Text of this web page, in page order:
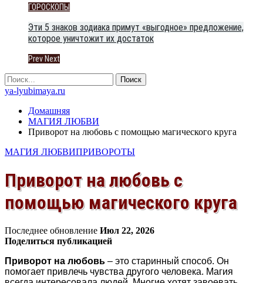
ГОРОСКОПЫ
Эти 5 знаков зодиака примут «выгодное» предложение,
которое уничтожит их достаток
Prev Next
ya-lyubimaya.ru
Домашняя
МАГИЯ ЛЮБВИ
Приворот на любовь с помощью магического круга
МАГИЯ ЛЮБВИПРИВОРОТЫ
Приворот на любовь с
помощью магического круга
Последнее обновление Июл 22, 2026
Поделиться публикацией
Приворот на любовь – это старинный способ. Он
помогает привлечь чувства другого человека. Магия